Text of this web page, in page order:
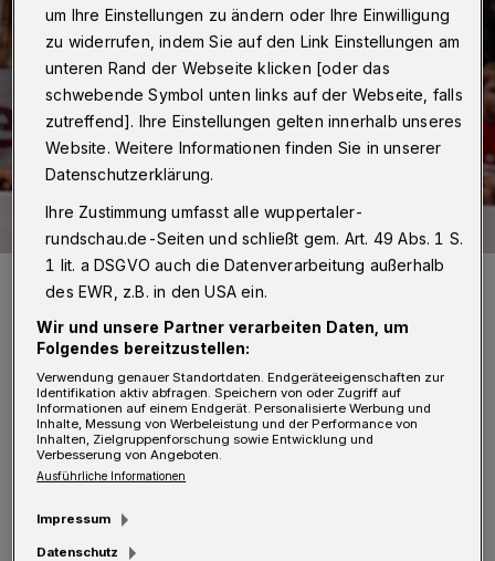
Frust bei Fabian Gutbrod: Neun Tore des Halbrechten reichten
gegen den HSV nicht zum Sieg.
Von Roderich Trapp
H amburg ist für die Handballer das, was
für die Fußballer Berlin ist: Der Pokal-
um Ihre Einstellungen zu ändern oder Ihre Einwilligung
zu widerrufen, indem Sie auf den Link Einstellungen am
unteren Rand der Webseite klicken [oder das
schwebende Symbol unten links auf der Webseite, falls
zutreffend]. Ihre Einstellungen gelten innerhalb unseres
Website. Weitere Informationen finden Sie in unserer
Datenschutzerklärung.
Ihre Zustimmung umfasst alle wuppertaler-
rundschau.de-Seiten und schließt gem. Art. 49 Abs. 1 S.
1 lit. a DSGVO auch die Datenverarbeitung außerhalb
des EWR, z.B. in den USA ein.
Wir und unsere Partner verarbeiten Daten, um
Folgendes bereitzustellen:
Verwendung genauer Standortdaten. Endgeräteeigenschaften zur
Identifikation aktiv abfragen. Speichern von oder Zugriff auf
Informationen auf einem Endgerät. Personalisierte Werbung und
Inhalte, Messung von Werbeleistung und der Performance von
Inhalten, Zielgruppenforschung sowie Entwicklung und
Verbesserung von Angeboten.
Ausführliche Informationen
Impressum
Datenschutz